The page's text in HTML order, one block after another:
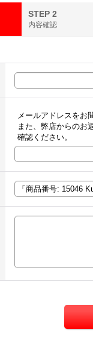
STEP 2
内容確認
メールアドレスをお
また、弊店からのお
確認ください。